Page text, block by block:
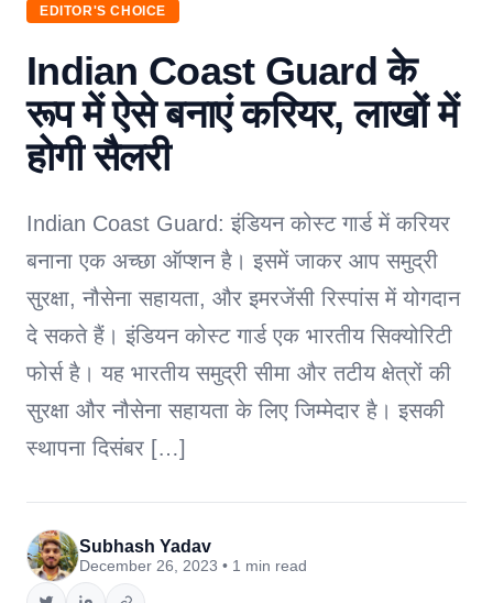
Navjagran
EDITOR'S CHOICE
Indian Coast Guard के
रूप में ऐसे बनाएं करियर, लाखों में
होगी सैलरी
Indian Coast Guard: इंडियन कोस्ट गार्ड में करियर
बनाना एक अच्छा ऑप्शन है। इसमें जाकर आप समुद्री
सुरक्षा, नौसेना सहायता, और इमरजेंसी रिस्पांस में योगदान
दे सकते हैं। इंडियन कोस्ट गार्ड एक भारतीय सिक्योरिटी
फोर्स है। यह भारतीय समुद्री सीमा और तटीय क्षेत्रों की
सुरक्षा और नौसेना सहायता के लिए जिम्मेदार है। इसकी
स्थापना दिसंबर […]
Subhash Yadav
December 26, 2023 • 1 min read